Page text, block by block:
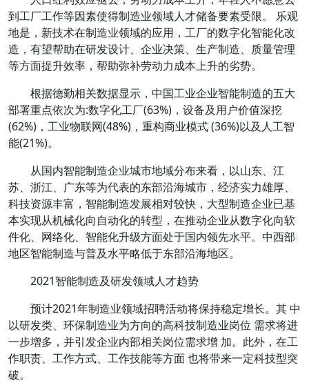
到工厂工作等因素使得制造业领域人才储备要素受限。 乐观
地是，新技术在制造业领域的应用，工厂的数字化智能化改
造，有望帮助在研发设计、企业决策、生产制造、质量管理
等方面提升效率，帮助弥补劳动力成本上升的劣势。
根据德勤相关数据显示， 中国工业企业智能制造的五大
部署重点依次为:数字化工厂(63%)，设备及用户价值深挖
(62%)，工业物联网(48%)，重构商业模式 (36%)以及人工智
能(21%)。
从国内智能制造企业城市地域分布来看， 以山东、江
苏、浙江、广东等为代表的东部沿海城市，经济实力雄厚、
科技资源丰富，智能制造发展相对较快，大型制造企业已基
本实现从机械化向自动化的转型，在推动企业从数字化向软
件化、网络化、智能化升级方面处于国内领先水平。中西部
地区智能制造与普及水平略低于东部沿海地区。
2021智能制造及研发领域人才趋势
预计2021年制造业领域招聘活动将保持稳定增长。其 中
以研发类、环保制造业为方向的高科技制造业岗位 需求将进
一步增多，并引发企业内部相关岗位需求增 加。此外，在工
作职责、工作方式、工作技能等方面 也将带来一定科技型突
破。